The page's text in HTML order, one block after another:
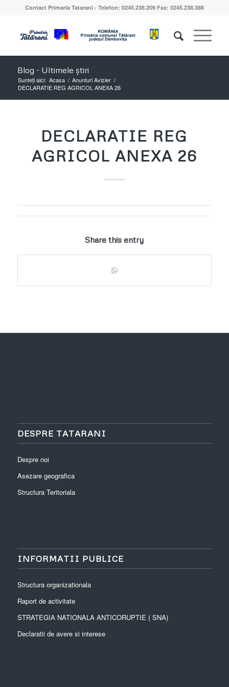
Contact Primaria Tatarani - Telefon: 0245.238.209 Fax: 0245.238.388
Blog - Ultimele știri
Sunteți aici: Acasa / Anunturi Avizier /
DECLARATIE REG AGRICOL ANEXA 26
DECLARATIE REG
AGRICOL ANEXA 26
Share this entry
DESPRE TATARANI
Despre noi
Asezare geografica
Structura Teritoriala
INFORMATII PUBLICE
Structura organizationala
Raport de activitate
STRATEGIA NATIONALA ANTICORUPTIE ( SNA)
Declaratii de avere si interese